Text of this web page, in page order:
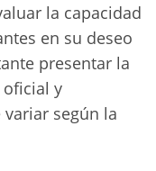
la capacidad
en su deseo
presentar la
y
según la